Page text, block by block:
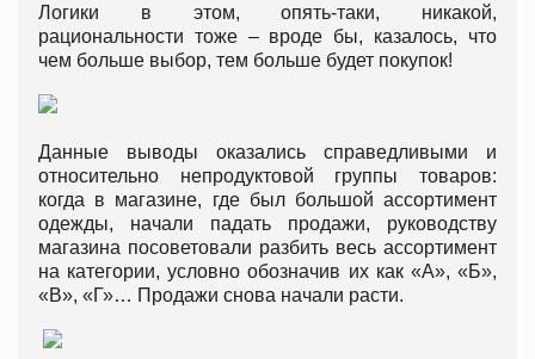
Логики в этом, опять-таки, никакой,
рациональности тоже – вроде бы, казалось, что
чем больше выбор, тем больше будет покупок!
Данные выводы оказались справедливыми и
относительно непродуктовой группы товаров:
когда в магазине, где был большой ассортимент
одежды, начали падать продажи, руководству
магазина посоветовали разбить весь ассортимент
на категории, условно обозначив их как «А», «Б»,
«В», «Г»… Продажи снова начали расти.